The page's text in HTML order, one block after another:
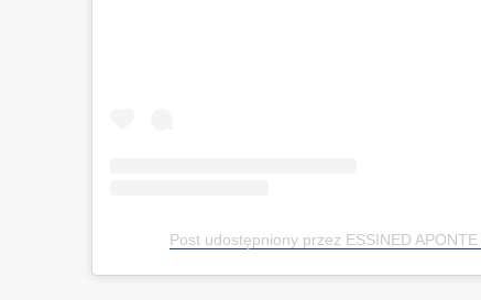
Post udostępniony przez ESSINED